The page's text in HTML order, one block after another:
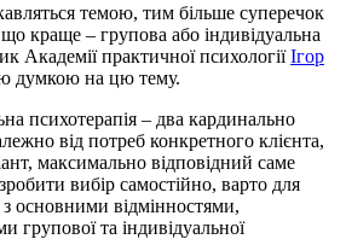
темою, тим більше суперечок
краще – групова або індивідуальна
Академії практичної психологіїІгор
думкою на цю тему.
психотерапія – два кардинально
від потреб конкретного клієнта,
максимально відповідний саме
вибір самостійно, варто для
основними відмінностями,
групової та індивідуальної